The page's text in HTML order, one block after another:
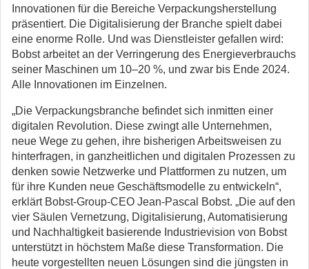
Innovationen für die Bereiche Verpackungsherstellung
präsentiert. Die Digitalisierung der Branche spielt dabei
eine enorme Rolle. Und was Dienstleister gefallen wird:
Bobst arbeitet an der Verringerung des Energieverbrauchs
seiner Maschinen um 10–20 %, und zwar bis Ende 2024.
Alle Innovationen im Einzelnen.
„Die Verpackungsbranche befindet sich inmitten einer
digitalen Revolution. Diese zwingt alle Unternehmen,
neue Wege zu gehen, ihre bisherigen Arbeitsweisen zu
hinterfragen, in ganzheitlichen und digitalen Prozessen zu
denken sowie Netzwerke und Plattformen zu nutzen, um
für ihre Kunden neue Geschäftsmodelle zu entwickeln“,
erklärt Bobst-Group-CEO Jean-Pascal Bobst. „Die auf den
vier Säulen Vernetzung, Digitalisierung, Automatisierung
und Nachhaltigkeit basierende Industrievision von Bobst
unterstützt in höchstem Maße diese Transformation. Die
heute vorgestellten neuen Lösungen sind die jüngsten in